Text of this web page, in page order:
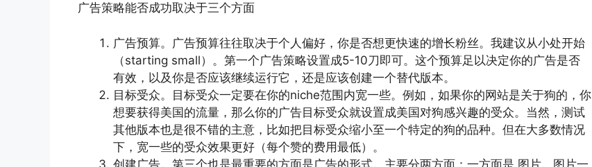
广告策略能否成功取决于三个方面
广告预算。广告预算往往取决于个人偏好，你是否想更快速的增长粉丝。我建议从小处开始
（starting small）。第一个广告策略设置成5-10刀即可。这个预算足以决定你的广告是否
有效，以及你是否应该继续运行它，还是应该创建一个替代版本。
目标受众。目标受众一定要在你的niche范围内宽一些。例如，如果你的网站是关于狗的，你
想要获得美国的流量，那么你的广告目标受众就设置成美国对狗感兴趣的受众。当然，测试
其他版本也是很不错的主意，比如把目标受众缩小至一个特定的狗的品种。但在大多数情况
下，宽一些的受众效果更好（每个赞的费用最低）。
创建广告。第三个也是最重要的方面是广告的形式。主要分两方面：一方面是 图片。图片一